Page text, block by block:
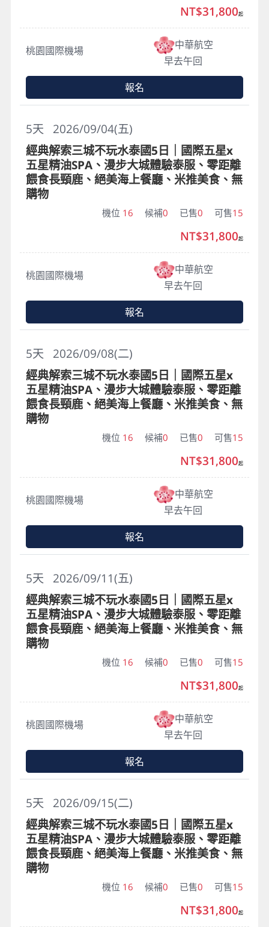
桃園國際機場
中華航空
早去午回
NT$31,800起
報名
2026/09/04(五)
5天
經典解索三城不玩水泰國5日｜國際五星x
五星精油SPA、漫步大城體驗泰服、零距離
餵食長頸鹿、絕美海上餐廳、米推美食、無
購物
機位 16 候補0 已售0 可售15
桃園國際機場
中華航空
早去午回
NT$31,800起
報名
2026/09/08(二)
5天
經典解索三城不玩水泰國5日｜國際五星x
五星精油SPA、漫步大城體驗泰服、零距離
餵食長頸鹿、絕美海上餐廳、米推美食、無
購物
機位 16 候補0 已售0 可售15
桃園國際機場
中華航空
早去午回
NT$31,800起
報名
2026/09/11(五)
5天
經典解索三城不玩水泰國5日｜國際五星x
五星精油SPA、漫步大城體驗泰服、零距離
餵食長頸鹿、絕美海上餐廳、米推美食、無
購物
機位 16 候補0 已售0 可售15
桃園國際機場
中華航空
早去午回
NT$31,800起
報名
2026/09/15(二)
5天
經典解索三城不玩水泰國5日｜國際五星x
五星精油SPA、漫步大城體驗泰服、零距離
餵食長頸鹿、絕美海上餐廳、米推美食、無
購物
機位 16 候補0 已售0 可售15
NT$31,800起